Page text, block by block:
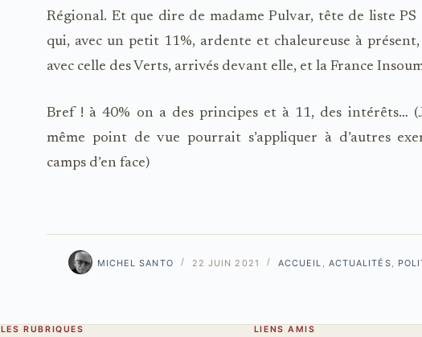
Régional. Et que dire de madame Pulvar, tête de liste PS
qui, avec un petit 11%, ardente et chaleureuse à
avec celle des Verts, arrivés devant elle, et la France
Bref ! à 40% on a des principes et à 11, des intérêts…
même point de vue pourrait s’appliquer à d’autres
camps d’en face)
MICHEL SANTO 22 JUIN 2021 ACCUEIL ACTUALITÉS
LES RUBRIQUES LIENS AMIS